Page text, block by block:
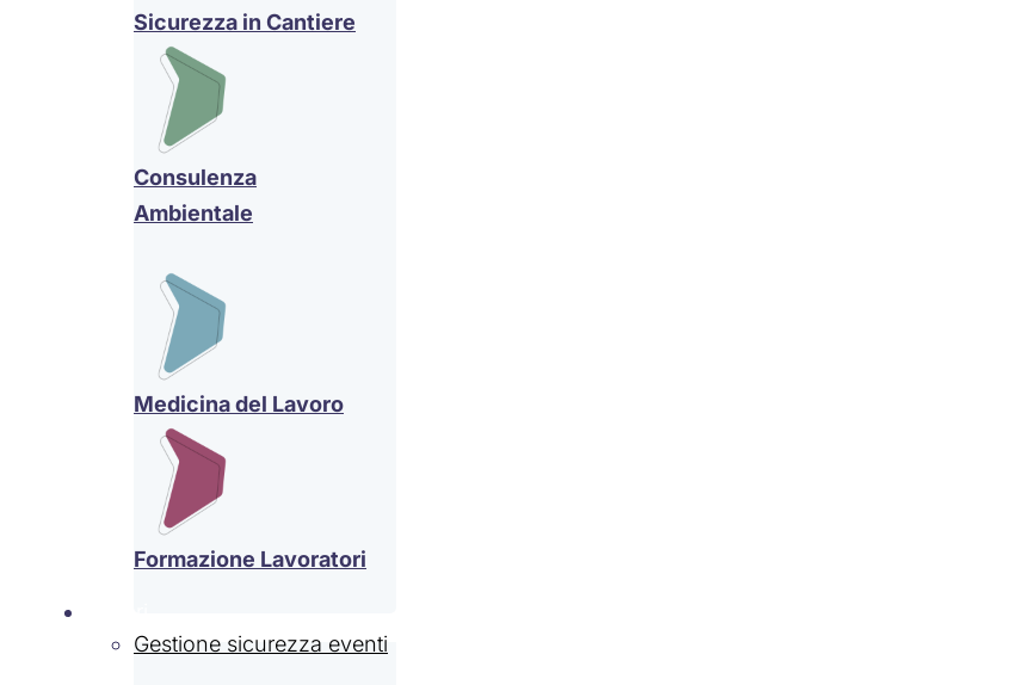
Sicurezza in Cantiere
Consulenza
Ambientale
Medicina del Lavoro
Formazione Lavoratori
Gestione sicurezza eventi